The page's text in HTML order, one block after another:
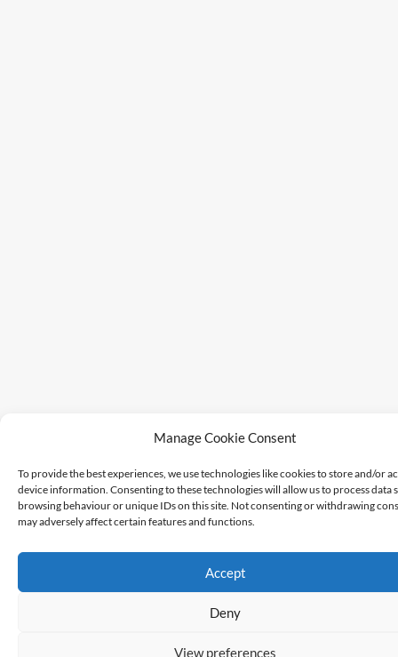
Manage Cookie Consent
To provide the best experiences, we use technologies like cookies to store and/or
device information. Consenting to these technologies will allow us to process data
browsing behaviour or unique IDs on this site. Not consenting or withdrawing
may adversely affect certain features and functions.
Accept
Deny
View preferences